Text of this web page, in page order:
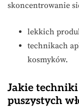
skoncentrowanie
lekkich
technikach
kosmyków.
Jakie techniki
puszystych